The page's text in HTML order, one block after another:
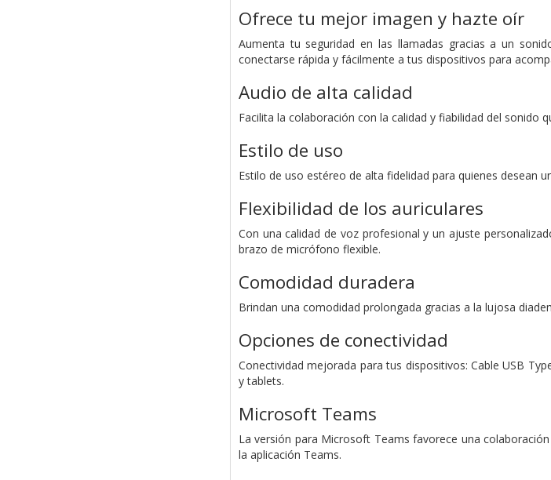
Ofrece tu mejor imagen y hazte oír
Aumenta tu seguridad en las llamadas gracias a un
conectarse rápida y fácilmente a tus dispositivos para
Audio de alta calidad
Facilita la colaboración con la calidad y fiabilidad del sonido
Estilo de uso
Estilo de uso estéreo de alta fidelidad para quienes desean
Flexibilidad de los auriculares
Con una calidad de voz profesional y un ajuste
brazo de micrófono flexible.
Comodidad duradera
Brindan una comodidad prolongada gracias a la lujosa
Opciones de conectividad
Conectividad mejorada para tus dispositivos: Cable USB
y tablets.
Microsoft Teams
La versión para Microsoft Teams favorece una
la aplicación Teams.